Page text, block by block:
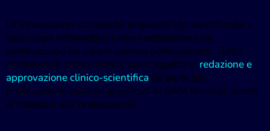
Le informazioni contenute in questo sito sono fornite a
solo scopo informativo e non costituiscono né
sostituiscono un parere medico professionale. Tutti i
contenuti di natura clinica sono oggetto di redazione e
approvazione clinico-scientifica da parte dei
professionisti sanitari qualificati di GAM Medical, iscritti
ai rispettivi albi professionali.